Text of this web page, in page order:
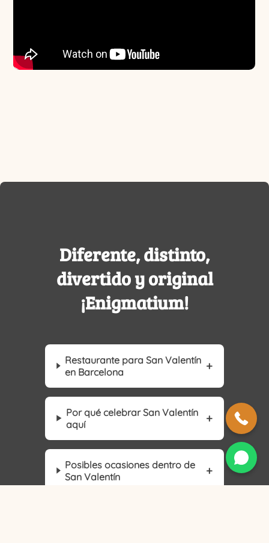
Diferente, distinto,
divertido y original
¡Enigmatium!
Restaurante para San Valentín
en Barcelona
Por qué celebrar San Valentín
aquí
Posibles ocasiones dentro de
San Valentín